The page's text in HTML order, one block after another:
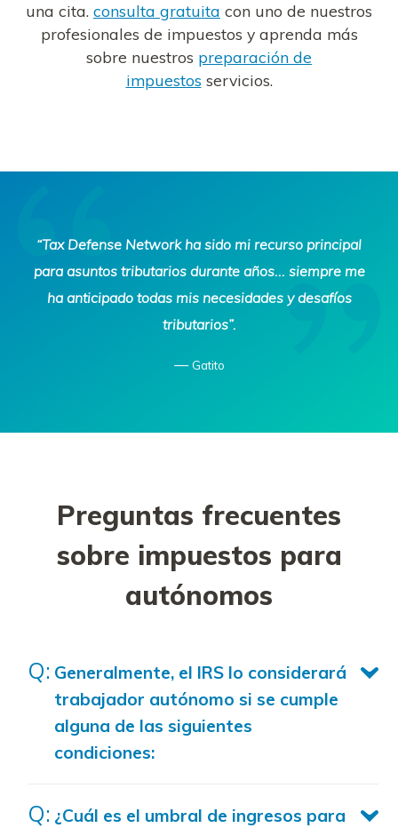
una cita. consulta gratuita con uno de nuestros
profesionales de impuestos y aprenda más
sobre nuestros preparación de
impuestos servicios.
Tax
Network
“Tax Defense Network ha sido mi recurso principal
para asuntos tributarios durante años... siempre me
ha anticipado todas mis necesidades y desafíos
tributarios”.
— Gatito
Preguntas frecuentes
sobre impuestos para
autónomos
Generalmente, el IRS lo considerará
trabajador autónomo si se cumple
alguna de las siguientes
condiciones:
¿Cuál es el umbral de ingresos para